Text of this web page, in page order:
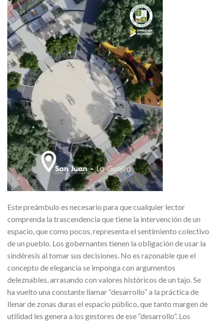
Este preámbulo es necesario para que cualquier lector
comprenda la trascendencia que tiene la intervención de un
espacio, que como pocos, representa el sentimiento colectivo
de un pueblo. Los gobernantes tienen la obligación de usar la
sindéresis al tomar sus decisiones. No es razonable que el
concepto de elegancia se imponga con argumentos
deleznables, arrasando con valores históricos de un tajo. Se
ha vuelto una constante llamar “desarrollo” a la práctica de
llenar de zonas duras el espacio público, que tanto margen de
utilidad les genera a los gestores de ese “desarrollo”. Los